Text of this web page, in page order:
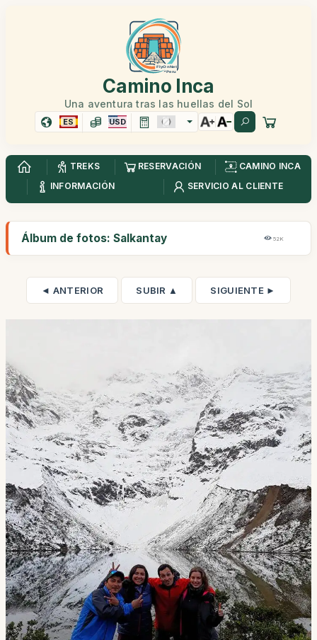
Camino Inca
Una aventura tras las huellas del Sol
ES USD
TREKS RESERVACIÓN
CAMINO INCA
INFORMACIÓN
SERVICIO AL CLIENTE
Álbum de fotos: Salkantay 52K
◄ ANTERIOR SUBIR ▲ SIGUIENTE ►